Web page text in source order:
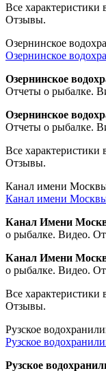
Все
Отзывы.
Озернинское
Озернинское
Озернинское
Отчеты о рыбалке.
Озернинское
Отчеты о рыбалке.
Все
Отзывы.
Канал имени
Канал имени
Канал Имени
о рыбалке. Видео.
Канал Имени
о рыбалке. Видео.
Все
Отзывы.
Рузское
Рузское
Рузское